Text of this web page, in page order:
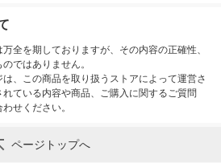
全を期しておりますが、その内容の正確性、
ではありません。
、この商品を取り扱うストアによって運営さ
ている内容や商品、ご購入に関するご質問
せください。
ページトップへ